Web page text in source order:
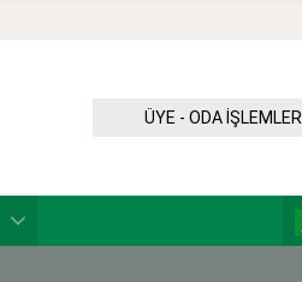
ÜYE - ODA İŞLEMLERİ